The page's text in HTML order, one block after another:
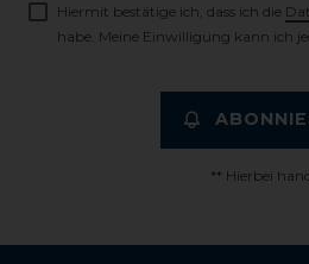
Hiermit bestätige ich, dass ich die
habe. Meine Einwilligung kann ich
** Hierbei